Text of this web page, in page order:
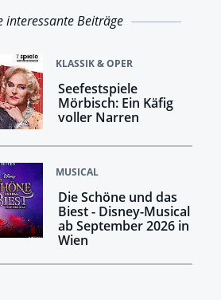
interessante Beiträge
KLASSIK & OPER
Seefestspiele
Mörbisch: Ein Käfig
voller Narren
MUSICAL
Die Schöne und das
Biest - Disney-Musical
ab September 2026 in
Wien